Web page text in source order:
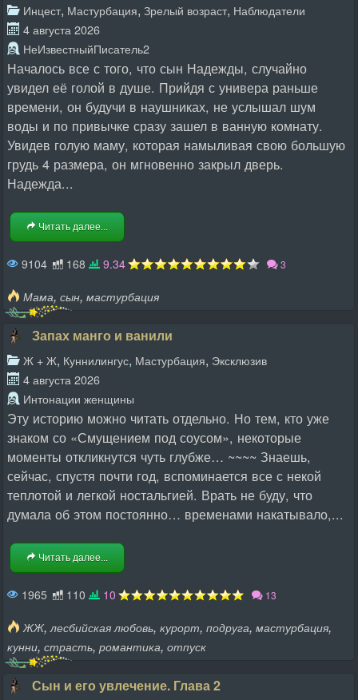
Инцест, Мастурбация, Зрелый возраст, Наблюдатели
4 августа 2026
НеИзвестныйПисатель2
Началось все с того, что сын Надежды, случайно
увидел её голой в душе. Прийдя с универа раньше
времени, он будучи в наушниках, не услышал шум
воды и по привычке сразу зашел в ванную комнату.
Увидев голую маму, которая намыливая свою большую
грудь 4 размера, он мгновенно закрыл дверь.
Надежда...
Читать далее...
9104 168 9.34 3
Мама, сын, мастурбация
Запах манго и ванили
Ж + Ж, Куннилингус, Мастурбация, Эксклюзив
4 августа 2026
Интонации женщины
Эту историю можно читать отдельно. Но тем, кто уже
знаком со «Смущением под соусом», некоторые
моменты откликнутся чуть глубже… ~~~~ Знаешь,
сейчас, спустя почти год, вспоминается все с некой
теплотой и легкой ностальгией. Врать не буду, что
думала об этом постоянно… временами накатывало,...
Читать далее...
1965 110 10 13
ЖЖ,лесбийская любовь, курорт, подруга, мастурбация,
кунни, страсть, романтика, отпуск
Сын и его увлечение. Глава 2